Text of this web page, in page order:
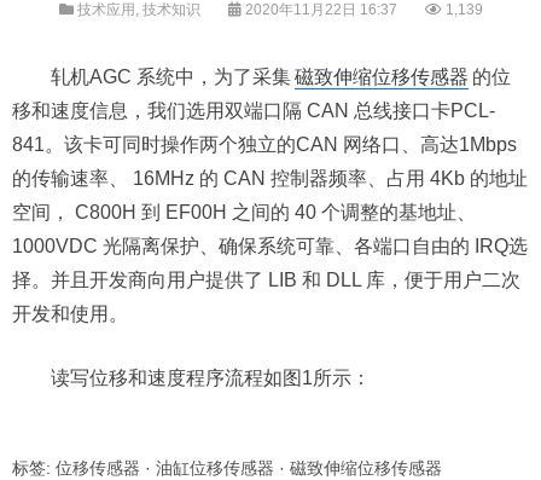
技术应用 , 技术知识 2020年11月22日 16:37 1,139
轧机AGC 系统中，为了采集磁致伸缩位移传感器 的位
移和速度信息，我们选用双端口隔 CAN 总线接口卡PCL-
841。该卡可同时操作两个独立的CAN 网络口、高达1Mbps
的传输速率、 16MHz 的 CAN 控制器频率、占用 4Kb 的地址
空间， C800H 到 EF00H 之间的 40 个调整的基地址、
1000VDC 光隔离保护、确保系统可靠、各端口自由的 IRQ选
择。并且开发商向用户提供了 LIB 和 DLL 库，便于用户二次
开发和使用。
读写位移和速度程序流程如图1所示：
标签: 位移传感器 · 油缸位移传感器 · 磁致伸缩位移传感器